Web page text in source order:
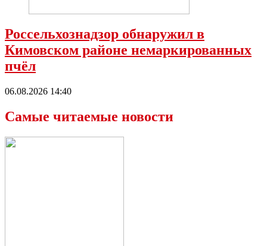
Россельхознадзор обнаружил в
Кимовском районе немаркированных
пчёл
06.08.2026 14:40
Самые читаемые новости